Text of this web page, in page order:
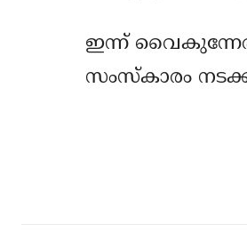
ഇന്ന്
സംസ്‌കാരം